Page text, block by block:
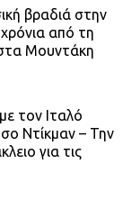
βραδιά στην
από τη
Μουντάκη
τον Ιταλό
Ντίκμαν – Την
για τις